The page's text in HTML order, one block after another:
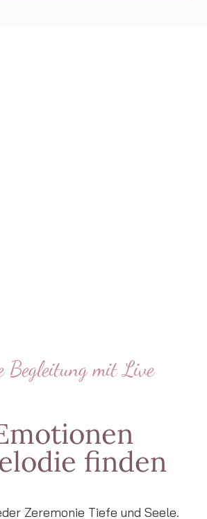
Begleitung mit Live
finden
Zeremonie Tiefe und Seele.